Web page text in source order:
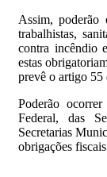
Assim, poderão
trabalhistas,
contra incêndio
estas
prevê o artigo
Poderão
Federal, das
Secretarias
obrigações